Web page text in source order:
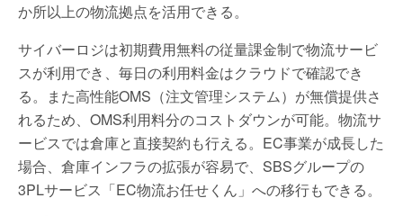
か所以上の物流拠点を活用できる。
サイバーロジは初期費用無料の従量課金制で物流サービ
スが利用でき、毎日の利用料金はクラウドで確認でき
る。また高性能OMS（注文管理システム）が無償提供さ
れるため、OMS利用料分のコストダウンが可能。物流サ
ービスでは倉庫と直接契約も行える。EC事業が成長した
場合、倉庫インフラの拡張が容易で、SBSグループの
3PLサービス「EC物流お任せくん」への移行もできる。